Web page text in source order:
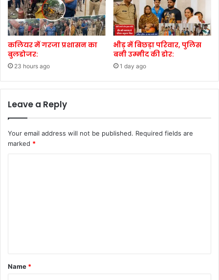
कलियर में गरजा प्रशासन का
बुलडोजर:
23 hours ago
भीड़ में बिछड़ा परिवार, पुलिस
बनी उम्मीद की डोर:
1 day ago
Leave a Reply
Your email address will not be published. Required fields are
marked *
*
Name *